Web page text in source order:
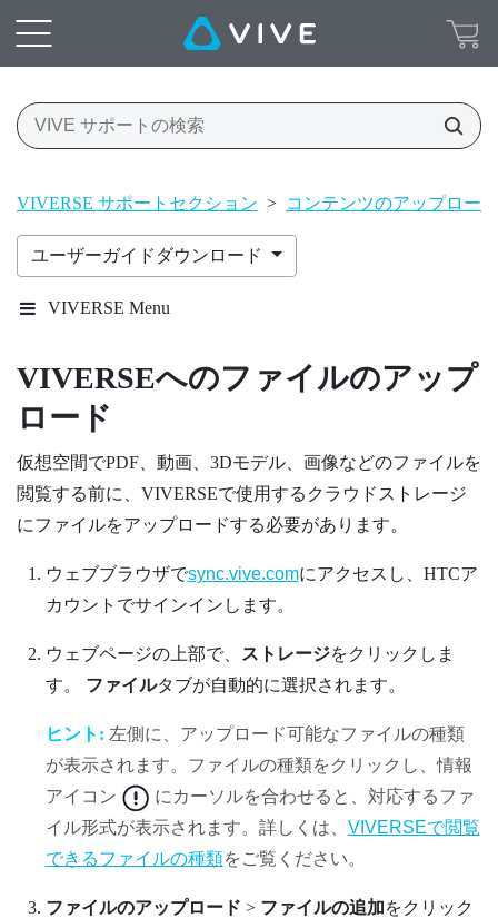
VIVERSE サポートセクション > コンテンツのアップロー
ユーザーガイドダウンロード
VIVERSE Menu
VIVERSEへのファイルのアップ
ロード
仮想空間でPDF、動画、3Dモデル、画像などのファイルを
閲覧する前に、 VIVERSEで使用するクラウドストレージ
にファイルをアップロードする必要があります。
ウェブブラウザでsync.vive.comにアクセスし、HTCア
カウントでサインインします。
ウェブページの上部で、 ストレージをクリックしま
す。
ファイルタブが自動的に選択されます。
ヒント: 左側に、アップロード可能なファイルの種類
が表示されます。ファイルの種類をクリックし、情報
アイコン
にカーソルを合わせると、対応するファ
イル形式が表示されます。詳しくは、 VIVERSEで閲覧
できるファイルの種類をご覧ください。
ファイルのアップロード > ファイルの追加をクリック